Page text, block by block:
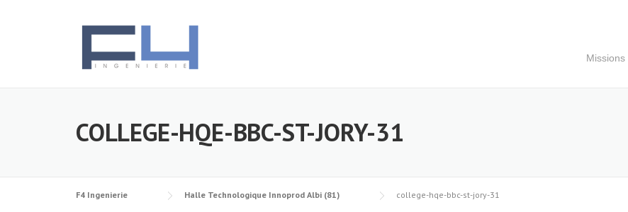
Missions
COLLEGE-HQE-BBC-ST-JORY-31
F4 Ingenierie Halle Technologique Innoprod Albi (81) college-hqe-bbc-st-jory-31